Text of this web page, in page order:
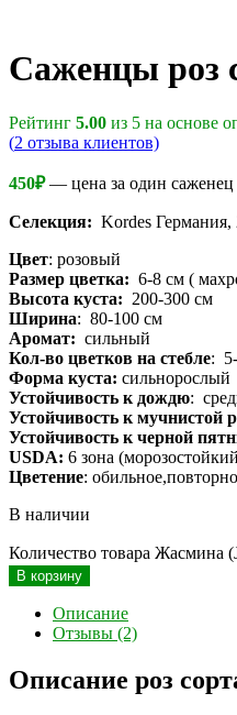
Cаженцы роз
Рейтинг 5.00 из 5 на основе
(2 отзыва клиентов)
450₽— цена за один саженец
Селекция: Kordes Германия,
Цвет: розовый
Размер цветка: 6-8 см (
Высота куста: 200-300 см
Ширина: 80-100 см
Аромат: сильный
Кол-во цветков на стебле:
Форма куста: сильнорослый
Устойчивость к дождю:
Устойчивость к мучнистой
Устойчивость к черной
USDA: 6 зона
Цветение:
В наличии
Количество товара Жасмина
В корзину
Описание
Отзывы (2)
Описание роз